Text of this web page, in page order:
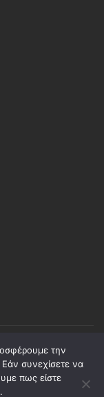
MasterCard
την
Εάν συνεχίσετε να
πως είστε